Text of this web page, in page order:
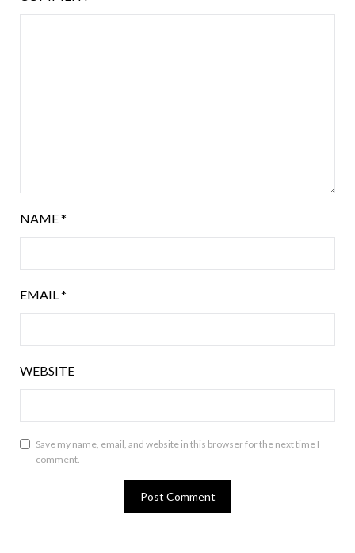
NAME*
EMAIL*
WEBSITE
Save my name, email, and website in this browser for the next time I
comment.